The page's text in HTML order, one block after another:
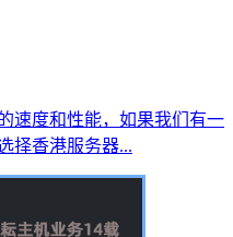
速度和性能，如果我们有一
择香港服务器...